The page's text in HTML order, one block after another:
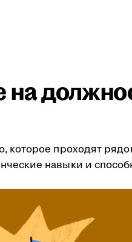
на
которое проходят
навыки и